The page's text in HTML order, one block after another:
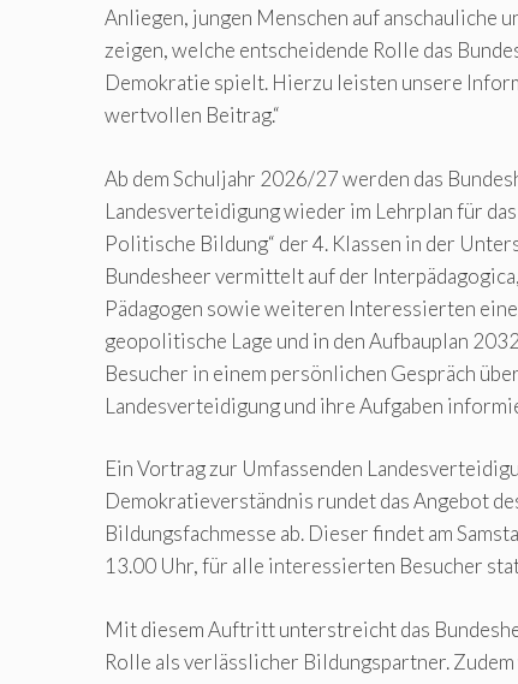
Anliegen, jungen Menschen auf anschauliche
zeigen, welche entscheidende Rolle das
Demokratie spielt. Hierzu leisten unsere
wertvollen Beitrag.“
Ab dem Schuljahr 2026/27 werden das
Landesverteidigung wieder im Lehrplan für
Politische Bildung“ der 4. Klassen in der
Bundesheer vermittelt auf der
Pädagogen sowie weiteren Interessierten
geopolitische Lage und in den Aufbauplan
Besucher in einem persönlichen Gespräch
Landesverteidigung und ihre Aufgaben
Ein Vortrag zur Umfassenden
Demokratieverständnis rundet das Angebot
Bildungsfachmesse ab. Dieser findet am
13.00 Uhr, für alle interessierten Besucher
Mit diesem Auftritt unterstreicht das
Rolle als verlässlicher Bildungspartner.